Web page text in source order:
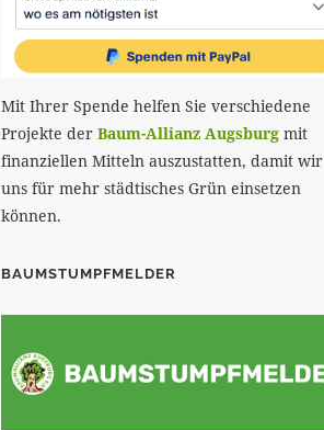
Mit Ihrer Spende helfen Sie verschiedene
Projekte derBaum-Allianz Augsburg mit
finanziellen Mitteln auszustatten, damit wir
uns für mehr städtisches Grün einsetzen
können.
BAUMSTUMPFMELDER